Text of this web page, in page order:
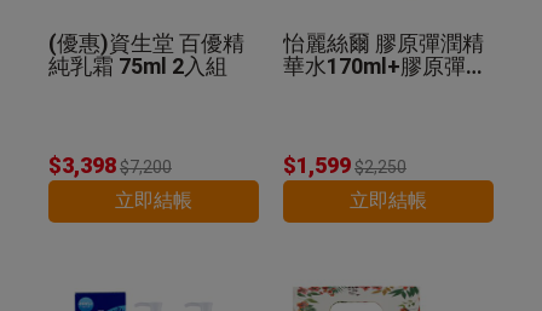
(優惠)資生堂 百優精
純乳霜 75ml 2入組
$3,398$7,200
立即結帳
怡麗絲爾 膠原彈潤精
華水170ml+膠原彈潤
$1,599$2,250
立即結帳